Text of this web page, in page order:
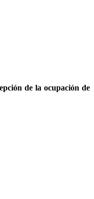
de la ocupación de